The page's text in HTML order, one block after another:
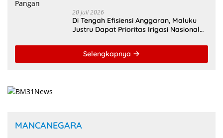
20 Juli 2026
Di Tengah Efisiensi Anggaran, Maluku
Justru Dapat Prioritas Irigasi Nasional
Selengkapnya
MANCANEGARA